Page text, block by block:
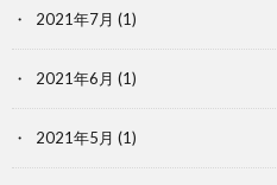
2021年7月 (1)
2021年6月 (1)
2021年5月 (1)